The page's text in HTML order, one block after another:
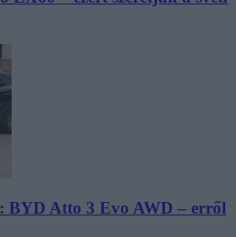
BYD Atto 3 Evo AWD – erről